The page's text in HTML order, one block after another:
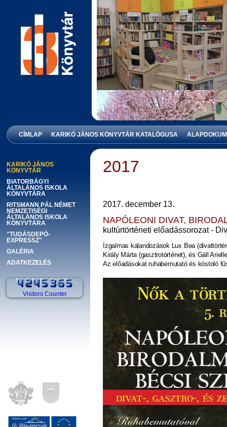
KARIKÓ JÁNOS KÖNYVTÁR
CÍMLAP KARIKÓ JÁNOS KÖNYVTÁR KATALÓGUSA
KARIKÓ JÁNOS
KÖNYVTÁR
BIATORBÁGYI
ÁLTALÁNOS ISKOLA
KÖNYVTÁRA
RITSMANN PÁL NÉMET
NEMZETISÉGI
ÁLTALÁNOS ISKOLA
KÖNYVTÁRA
"TUDÁSDEPÓ-
EXPRESSZ"
GALÉRIA
ADATKEZELÉS
Visitors Counter
2017
2017. december 13.
NAPÓLEONI DIVAT,
kultúrtörténeti előadássorozat -
Izgalmas kalandozások Lux Bea
Király Márta (gasztrotörténet), és Gáll
Az előadásokat ruhabemutató és kóstoló